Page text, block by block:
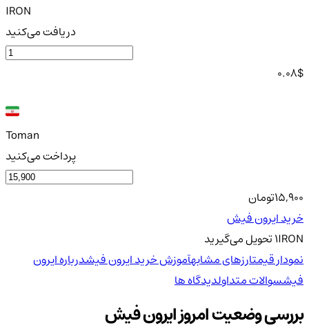
IRON
دریافت می‌کنید
0.08$
Toman
پرداخت می‌کنید
15,900تومان
خرید ایرون فیش
1IRONتحویلمی‌گیرید
نمودار قیمتارزهای مشابهآموزش خرید ایرون فیشدرباره ایرون
فیشسوالات متداولدیدگاه ها
بررسی وضعیت امروز ایرون فیش